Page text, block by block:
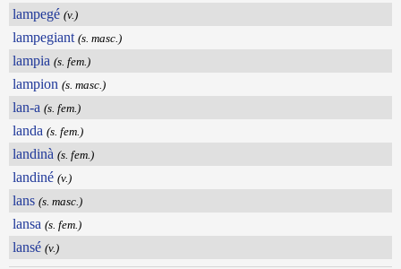
lampegé (v.)
lampegiant (s. masc.)
lampia (s. fem.)
lampion (s. masc.)
lan-a (s. fem.)
landa (s. fem.)
landinà (s. fem.)
landiné (v.)
lans (s. masc.)
lansa (s. fem.)
lansé (v.)